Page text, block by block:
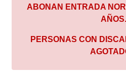
ABONAN ENTRADA
AÑOS.
PERSONAS CON